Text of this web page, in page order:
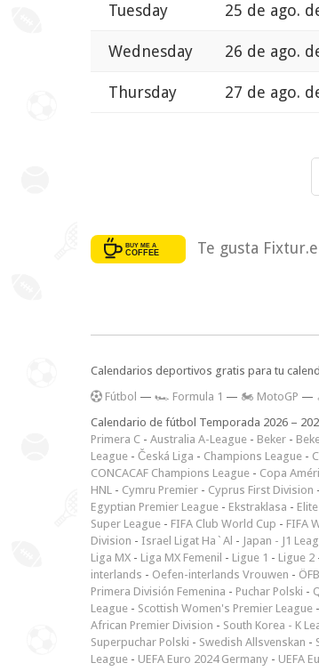
Tuesday 25 de ago.
Wednesday 26 de ago.
Thursday 27 de ago.
Te gusta
Calendarios deportivos gratis para tu
Fútbol — 🏎️ Formula 1 — 🏍 MotoGP —
Calendario de fútbol Temporada 2026 –
Primera C - Australia A-League - Beker -
League - Česká Liga - Champions League -
CONCACAF Champions League - Copa
HNL - Cymru Premier - Cyprus First Division -
Egyptian Premier League - Ekstraklasa -
Super League - FIFA Club World Cup - FIFA
Division - Israel Ligat Ha`Al - Japan - J1
Liga MX - Liga MX Femenil - Ligue 1 - Ligue 2
interlands - Oefen-interlands Vrouwen -
Primera División Femenina - Puchar Polski -
League - Scottish Women's Premier League -
African Premier Division - South Korea - K
Superpuchar Polski - Swedish Allsvenskan -
League - UEFA Euro 2024 Germany - UEFA